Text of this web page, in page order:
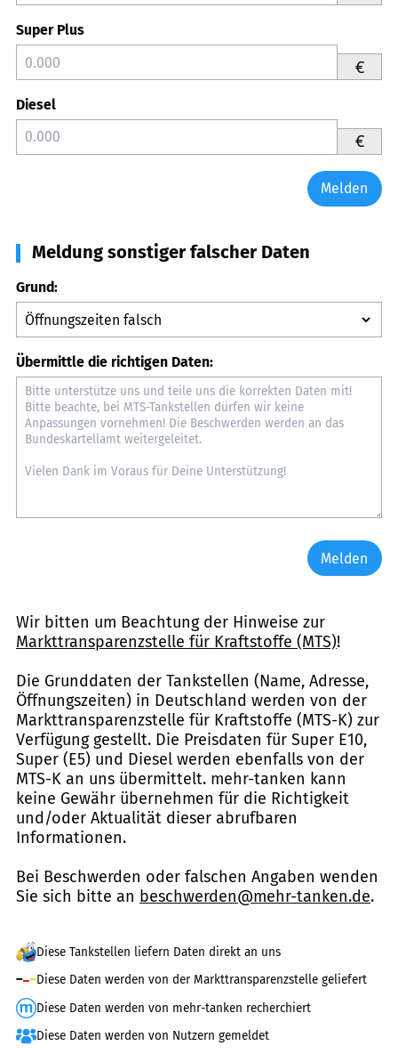
Super Plus
€
Diesel
€
Melden
Meldung sonstiger falscher Daten
Grund:
Übermittle die richtigen Daten:
Melden
Wir bitten um Beachtung der Hinweise zur
Markttransparenzstelle für Kraftstoffe (MTS)!
Die Grunddaten der Tankstellen (Name, Adresse,
Öffnungszeiten) in Deutschland werden von der
Markttransparenzstelle für Kraftstoffe (MTS-K) zur
Verfügung gestellt. Die Preisdaten für Super E10,
Super (E5) und Diesel werden ebenfalls von der
MTS-K an uns übermittelt. mehr-tanken kann
keine Gewähr übernehmen für die Richtigkeit
und/oder Aktualität dieser abrufbaren
Informationen.
Bei Beschwerden oder falschen Angaben wenden
Sie sich bitte an beschwerden@mehr-tanken.de.
Diese Tankstellen liefern Daten direkt an uns
Diese Daten werden von der Markttransparenzstelle geliefert
Diese Daten werden von mehr-tanken recherchiert
Diese Daten werden von Nutzern gemeldet